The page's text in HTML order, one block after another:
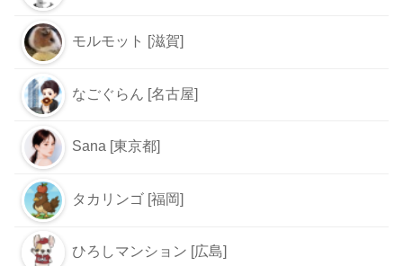
モルモット [滋賀]
なごぐらん [名古屋]
Sana [東京都]
タカリンゴ [福岡]
ひろしマンション [広島]